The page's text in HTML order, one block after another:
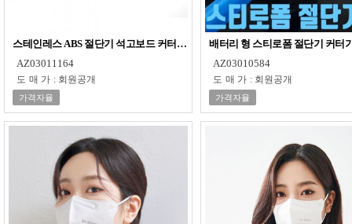
스테인레스 ABS 절단기 석고보드 커터 600mm
AZ03011164
도매가 : 회원공개
가격자율
배터리 형 스티로폼 절단기 커터
AZ03010584
도매가 : 회원공개
가격자율